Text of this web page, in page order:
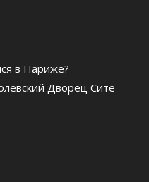
в Париже?
Дворец Сите